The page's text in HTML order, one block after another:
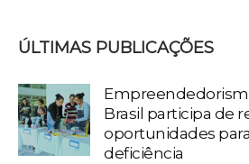
ÚLTIMAS PUBLICAÇÕES
Brasil participa de
oportunidades
deficiência